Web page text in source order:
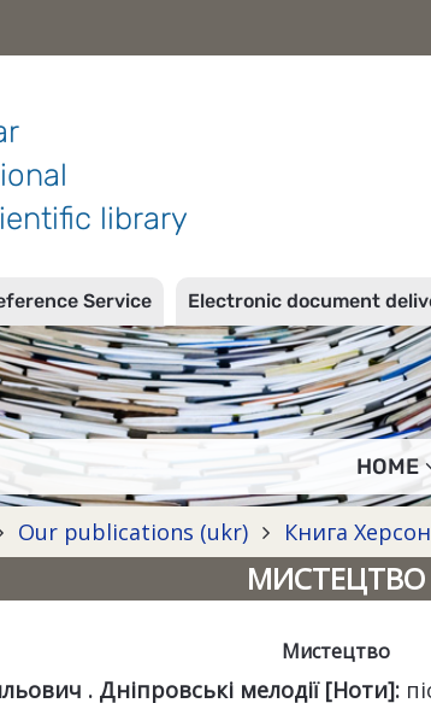
library
Service Electronic document
HOME
Our publications (ukr) Книга
МИСТЕЦТВО
Мистецтво
. Дніпровські мелодії [Ноти]: